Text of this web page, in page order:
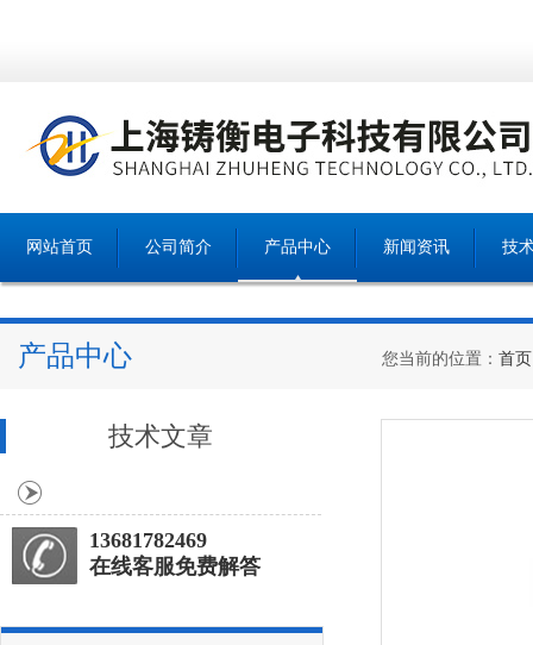
网站首页 公司简介 产品中心 新闻资讯 技
产品中心 您当前的位置： 首页
技术文章
13681782469
在线客服免费解答